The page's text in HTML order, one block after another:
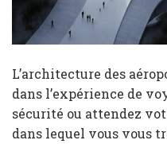
L’architecture des
dans l’expérience de
sécurité ou attendez
dans lequel vous vous